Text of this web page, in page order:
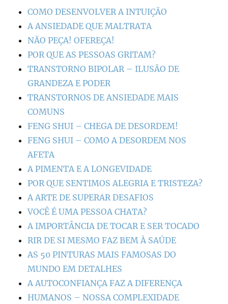
COMO DESENVOLVER A INTUIÇÃO
A ANSIEDADE QUE MALTRATA
NÃO PEÇA! OFEREÇA!
POR QUE AS PESSOAS GRITAM?
TRANSTORNO BIPOLAR – ILUSÃO DE
GRANDEZA E PODER
TRANSTORNOS DE ANSIEDADE MAIS
COMUNS
FENG SHUI – CHEGA DE DESORDEM!
FENG SHUI – COMO A DESORDEM NOS
AFETA
A PIMENTA E A LONGEVIDADE
POR QUE SENTIMOS ALEGRIA E TRISTEZA?
A ARTE DE SUPERAR DESAFIOS
VOCÊ É UMA PESSOA CHATA?
A IMPORTÂNCIA DE TOCAR E SER TOCADO
RIR DE SI MESMO FAZ BEM À SAÚDE
AS 50 PINTURAS MAIS FAMOSAS DO
MUNDO EM DETALHES
A AUTOCONFIANÇA FAZ A DIFERENÇA
HUMANOS – NOSSA COMPLEXIDADE